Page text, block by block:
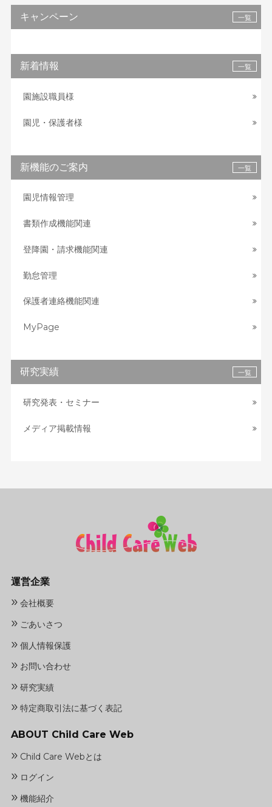
キャンペーン 一覧
新着情報 一覧
園施設職員様
園児・保護者様
新機能のご案内 一覧
園児情報管理
書類作成機能関連
登降園・請求機能関連
勤怠管理
保護者連絡機能関連
MyPage
研究実績 一覧
研究発表・セミナー
メディア掲載情報
運営企業
» 会社概要
» ごあいさつ
» 個人情報保護
» お問い合わせ
» 研究実績
» 特定商取引法に基づく表記
ABOUT Child Care Web
» Child Care Webとは
» ログイン
» 機能紹介